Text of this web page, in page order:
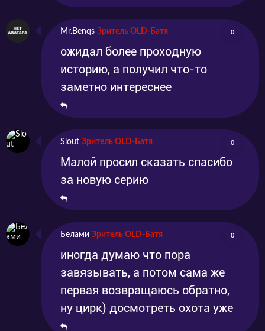
Mr.Benqs Зритель OLD-Батя 0
ожидал более проходную
историю, а получил что-то
заметно интереснее
Slout Зритель OLD-Батя 0
Малой просил сказать спасибо
за новую серию
Белами Зритель OLD-Батя 0
иногда думаю что пора
завязывать, а потом сама же
первая возвращаюсь обратно,
ну цирк) досмотреть охота уже